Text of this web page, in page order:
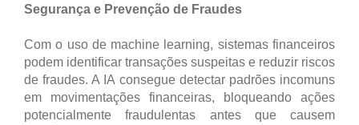
Segurança e Prevenção de Fraudes
Com o uso de machine learning, sistemas financeiros
podem identificar transações suspeitas e reduzir riscos
de fraudes. A IA consegue detectar padrões incomuns
em movimentações financeiras, bloqueando ações
potencialmente fraudulentas antes que causem